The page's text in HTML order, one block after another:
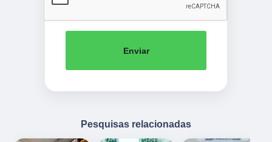
Enviar
Pesquisas relacionadas